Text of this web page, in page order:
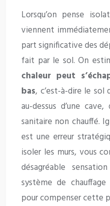
Lorsqu’on pense
viennent
part significative des
fait par le sol. On
chaleur peut
bas, c’est-à-dire le sol
au-dessus d’une
sanitaire non chauffé.
est une erreur
isoler les murs, vous
désagréable
système de
pour compenser cette